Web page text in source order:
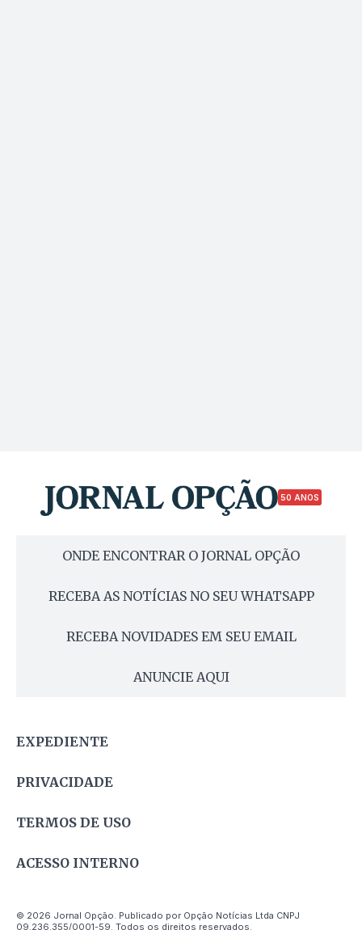
50 ANOS
ONDE ENCONTRAR O JORNAL OPÇÃO
RECEBA AS NOTÍCIAS NO SEU WHATSAPP
RECEBA NOVIDADES EM SEU EMAIL
ANUNCIE AQUI
EXPEDIENTE
PRIVACIDADE
TERMOS DE USO
ACESSO INTERNO
© 2026 Jornal Opção. Publicado por Opção Notícias Ltda CNPJ
09.236.355/0001-59. Todos os direitos reservados.